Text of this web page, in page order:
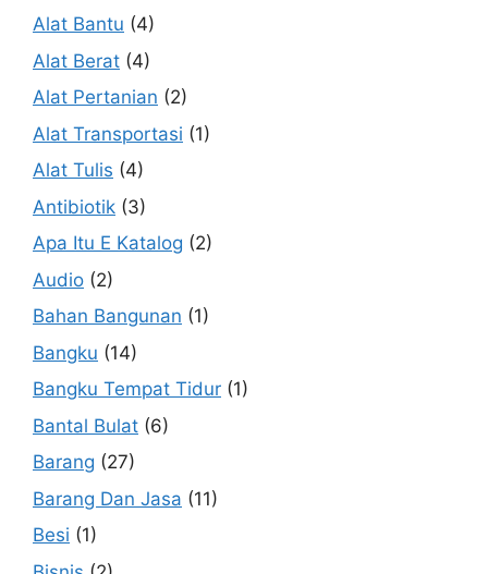
Alat Bantu (4)
Alat Berat (4)
Alat Pertanian (2)
Alat Transportasi (1)
Alat Tulis (4)
Antibiotik (3)
Apa Itu E Katalog (2)
Audio (2)
Bahan Bangunan (1)
Bangku (14)
Bangku Tempat Tidur (1)
Bantal Bulat (6)
Barang (27)
Barang Dan Jasa (11)
Besi (1)